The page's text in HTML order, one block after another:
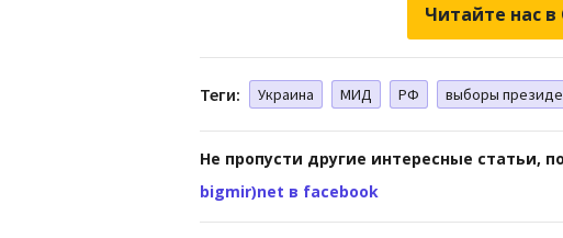
Читайте нас в
Теги: Украина МИД РФ выборы
Не пропусти другие интересные статьи,
bigmir)net в facebook